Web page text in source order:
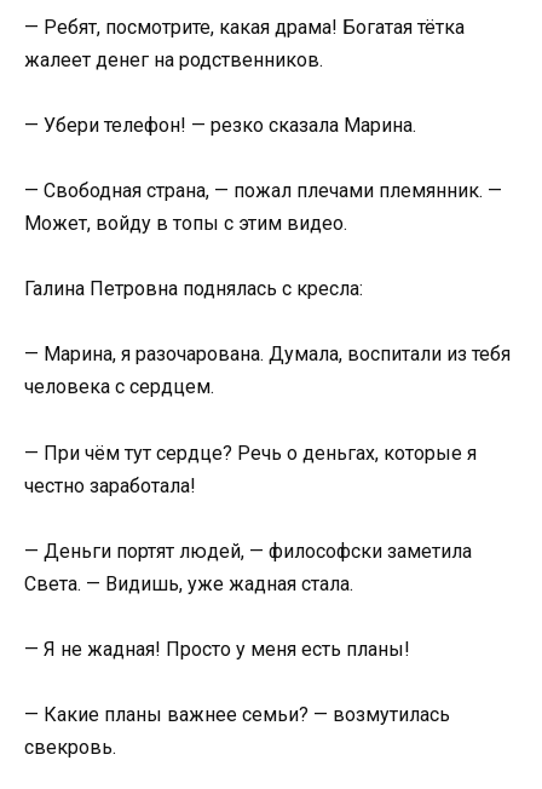
— Ребят, посмотрите, какая драма! Богатая тётка
жалеет денег на родственников.
— Убери телефон! — резко сказала Марина.
— Свободная страна, — пожал плечами племянник. —
Может, войду в топы с этим видео.
Галина Петровна поднялась с кресла:
— Марина, я разочарована. Думала, воспитали из тебя
человека с сердцем.
— При чём тут сердце? Речь о деньгах, которые я
честно заработала!
— Деньги портят людей, — философски заметила
Света. — Видишь, уже жадная стала.
— Я не жадная! Просто у меня есть планы!
— Какие планы важнее семьи? — возмутилась
свекровь.